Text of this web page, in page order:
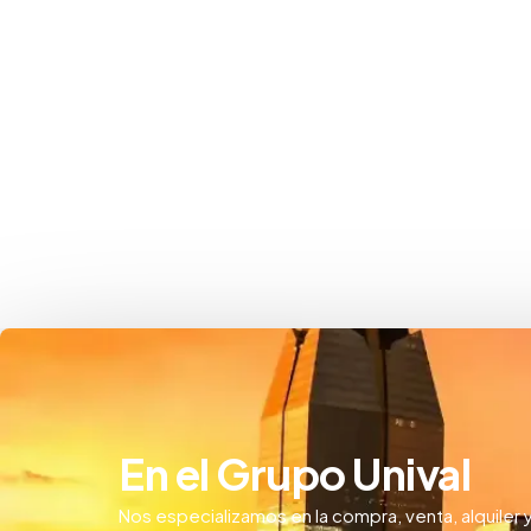
En el Grupo Unival
Nos especializamos en la compra, venta, alquiler